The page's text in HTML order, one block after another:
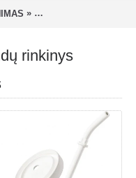
» Vaikiški dubenėliai,
rinkinys